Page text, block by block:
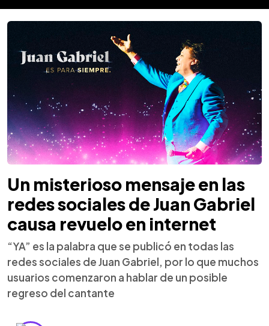
Un misterioso mensaje en las
redes sociales de Juan Gabriel
causa revuelo en internet
“YA” es la palabra que se publicó en todas las
redes sociales de Juan Gabriel, por lo que muchos
usuarios comenzaron a hablar de un posible
regreso del cantante